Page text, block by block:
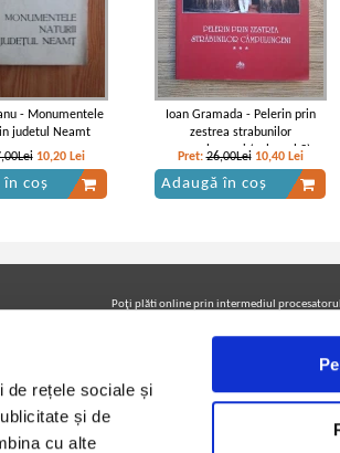
de rețele sociale și
și de
cu alte
- Monumentele
judetul Neamt
10,20 Lei
în coș
Ioan Gramada - Pelerin prin
zestrea strabunilor
campulungeni (volumul 3)
Pret:26,00Lei 10,40 Lei
Adaugă în coș
Poţi plăti online prin intermediul
Urmăreşte-ne pe facebook pentru a fi la curent